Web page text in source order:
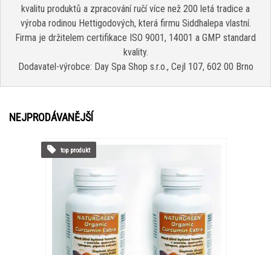
kvalitu produktů a zpracování ručí více než 200 letá tradice a
výroba rodinou Hettigodových, která firmu Siddhalepa vlastní.
Firma je držitelem certifikace ISO 9001, 14001 a GMP standard
kvality.
Dodavatel-výrobce: Day Spa Shop s.r.o., Cejl 107, 602 00 Brno
NEJPRODÁVANĚJŠÍ
top produkt